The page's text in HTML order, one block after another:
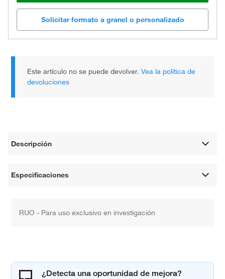
Solicitar formato a granel o personalizado
Este artículo no se puede devolver.Vea la política de
devoluciones
Descripción
Especificaciones
RUO - Para uso exclusivo en investigación
¿Detecta una oportunidad de mejora?